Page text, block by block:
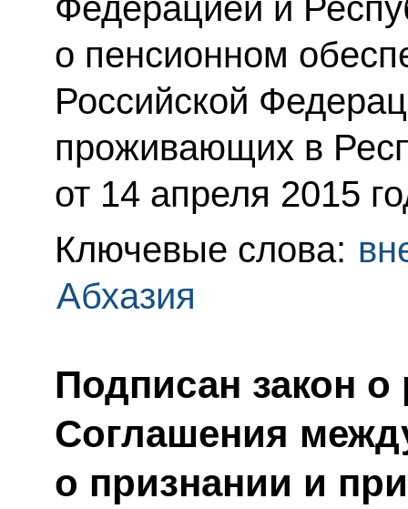
о пенсионном
Российской
проживающих в
от 14 апреля 2015
Ключевые слова:
Абхазия
Подписан закон
Соглашения
о признании и